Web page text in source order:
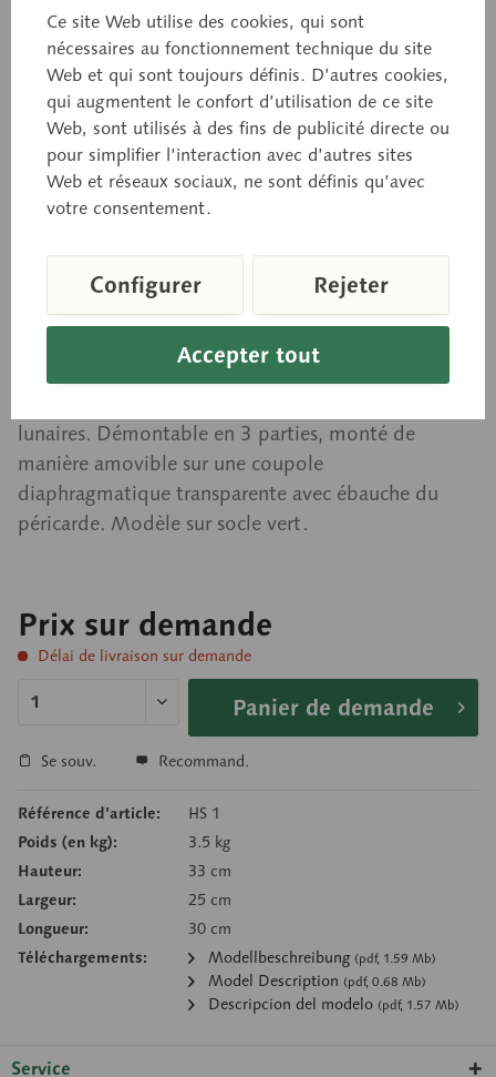
HS 1
Cœur
Agrandissement x 2 env., en SOMSO-Plast®. Le
perpendiculaire au plan ventricules-septum et est
divisible en 2 moitiés après retrait de la crosse
aortique et de la veine cave supérieure.
Représentation des deux ventricules et des
oreillettes avec les valves auriculo-ventriculaires
lunaires. Démontable en 3 parties, monté de
manière amovible sur une coupole
diaphragmatique transparente avec ébauche du
péricarde. Modèle sur socle vert.
Prix sur demande
Délai de livraison sur demande
Panier de demande
Se souv. Recommand.
Référence d’article:
HS 1
Poids (en kg):
3.5 kg
Hauteur:
33 cm
Largeur:
25 cm
Longueur:
30 cm
Téléchargements:
Modellbeschreibung (pdf, 1.59 Mb)
Model Description (pdf, 0.68 Mb)
Descripcion del modelo (pdf, 1.57 Mb)
Service
Ce site Web utilise des cookies, qui sont
nécessaires au fonctionnement technique du site
Web et qui sont toujours définis. D’autres cookies,
qui augmentent le confort d’utilisation de ce site
Web, sont utilisés à des fins de publicité directe ou
pour simplifier l’interaction avec d’autres sites
Web et réseaux sociaux, ne sont définis qu’avec
votre consentement.
Accepter tout
Configurer Rejeter